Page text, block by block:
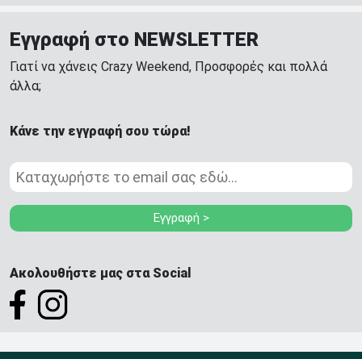
Εγγραφή στο NEWSLETTER
Γιατί να χάνεις Crazy Weekend, Προσφορές και πολλά
άλλα;
Κάνε την εγγραφή σου τώρα!
Εγγραφή >
Ακολουθήστε μας στα Social